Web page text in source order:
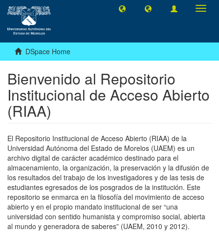
DSpace Home
Bienvenido al Repositorio
Institucional de Acceso Abierto
(RIAA)
El Repositorio Institucional de Acceso Abierto (RIAA) de la
Universidad Autónoma del Estado de Morelos (UAEM) es un
archivo digital de carácter académico destinado para el
almacenamiento, la organización, la preservación y la difusión de
los resultados del trabajo de los investigadores y de las tesis de
estudiantes egresados de los posgrados de la institución. Este
repositorio se enmarca en la filosofía del movimiento de acceso
abierto y en el propio mandato institucional de ser “una
universidad con sentido humanista y compromiso social, abierta
al mundo y generadora de saberes” (UAEM, 2010 y 2012).